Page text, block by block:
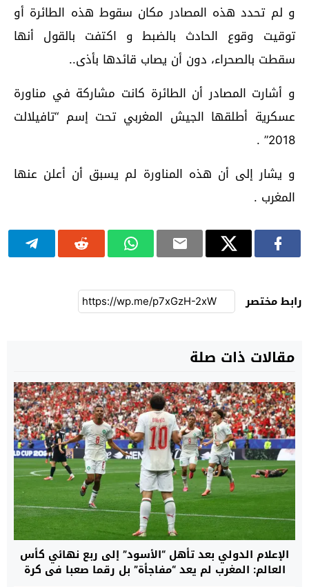
و لم تحدد هذه المصادر مكان سقوط هذه الطائرة أو
توقيت وقوع الحادث بالضبط و اكتفت بالقول أنها
سقطت بالصحراء، دون أن يصاب قائدها بأذى..
و أشارت المصادر أن الطائرة كانت مشاركة في مناورة
عسكرية أطلقها الجيش المغربي تحت إسم “تافيلالت
2018” .
و يشار إلى أن هذه المناورة لم يسبق أن أعلن عنها
المغرب .
رابط مختصر
مقالات ذات صلة
الإعلام الدولي بعد تأهل “الأسود” إلى ربع نهائي كأس
العالم: المغرب لم يعد “مفاجأة” بل رقما صعبا في كرة